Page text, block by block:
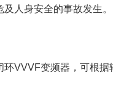
人身安全的事故发生
VVVF变频器，可根